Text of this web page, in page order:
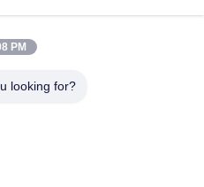
PM
looking for?